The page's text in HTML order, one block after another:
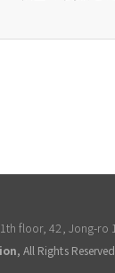
floor, 42, Jong-ro
, All Rights